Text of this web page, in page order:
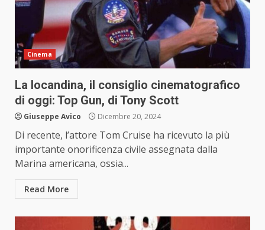
Cinema
La locandina, il consiglio cinematografico
di oggi: Top Gun, di Tony Scott
Giuseppe Avico Dicembre 20, 2024
Di recente, l’attore Tom Cruise ha ricevuto la più
importante onorificenza civile assegnata dalla
Marina americana, ossia...
Read More